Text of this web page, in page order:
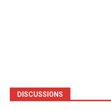
DISCUSSIONS